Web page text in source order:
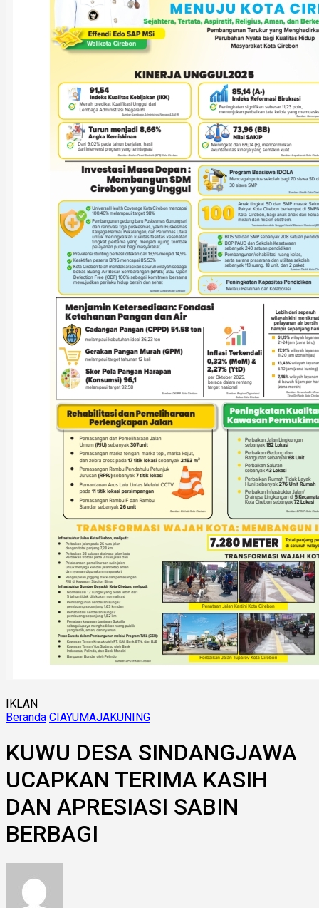
IKLAN
Beranda CIAYUMAJAKUNING
KUWU DESA SINDANGJAWA
UCAPKAN TERIMA KASIH
DAN APRESIASI SABIN
BERBAGI